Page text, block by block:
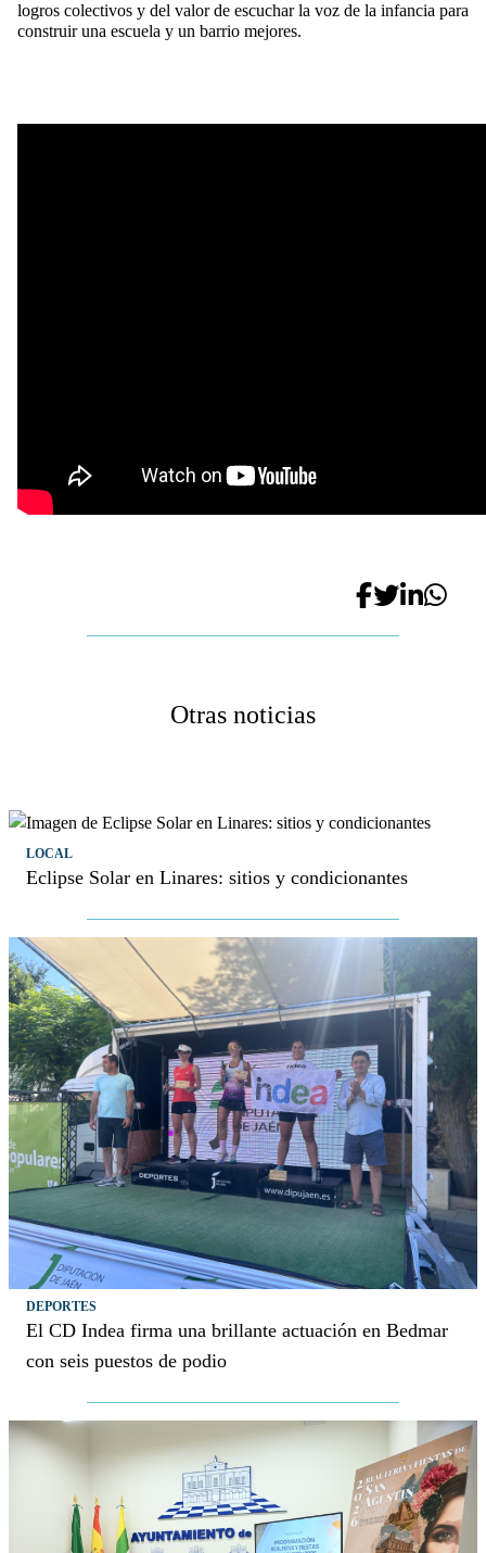
logros colectivos y del valor de escuchar la voz de la infancia para
construir una escuela y un barrio mejores.
Otras noticias
LOCAL
Eclipse Solar en Linares: sitios y condicionantes
DEPORTES
El CD Indea firma una brillante actuación en Bedmar
con seis puestos de podio